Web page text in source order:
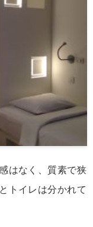
はなく、質素で狭
トイレは分かれて